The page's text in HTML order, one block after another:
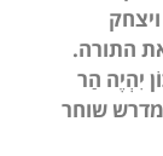
התורה.
יִהְיֶה הַר
שוחר